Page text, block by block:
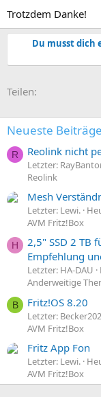
Trotzdem Danke!
Du musst dich
Teilen:
Neueste Beiträge
R Reolink nicht
Letzter:
Reolink
Mesh
Letzter: Lewi.
AVM Fritz!Box
H
2,5" SSD 2 TB
Empfehlung
Letzter: HA-DAU
Anderweitige
B Fritz!OS 8.20
Letzter:
AVM Fritz!Box
Fritz App Fon
Letzter: Lewi.
AVM Fritz!Box